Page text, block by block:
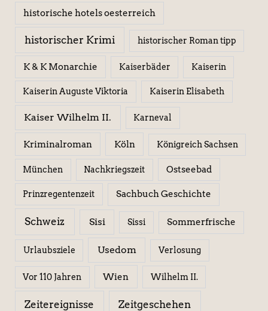
historische hotels oesterreich
historischer Krimi historischer Roman tipp
K & K Monarchie Kaiserbäder Kaiserin
Kaiserin Auguste Viktoria Kaiserin Elisabeth
Kaiser Wilhelm II. Karneval
Kriminalroman Köln Königreich Sachsen
München Nachkriegszeit Ostseebad
Prinzregentenzeit Sachbuch Geschichte
Schweiz Sisi Sissi Sommerfrische
Urlaubsziele Usedom Verlosung
Vor 110 Jahren Wien Wilhelm II.
Zeitereignisse Zeitgeschehen